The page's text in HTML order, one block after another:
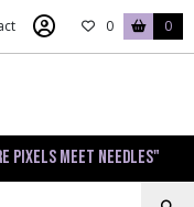
0 0
pixels meet needles"